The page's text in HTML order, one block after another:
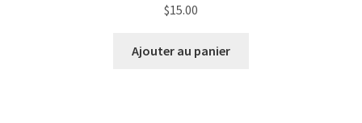
$15.00
Ajouter au panier